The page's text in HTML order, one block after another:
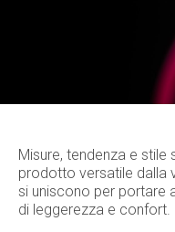
Misure, tendenza e stile
prodotto versatile dalla
si uniscono per portare
di leggerezza e confort.